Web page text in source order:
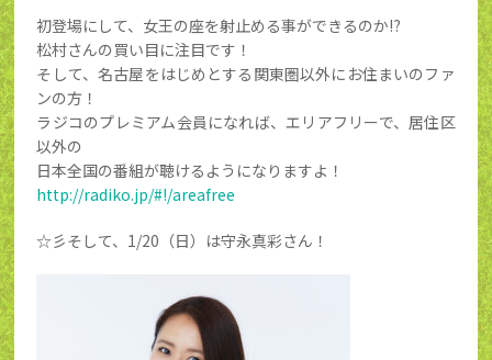
初登場にして、女王の座を射止める事ができるのか⁉
松村さんの買い目に注目です！
そして、名古屋をはじめとする関東圏以外にお住まいのファ
ンの方！
ラジコのプレミアム会員になれば、エリアフリーで、居住区
以外の
日本全国の番組が聴けるようになりますよ！
http://radiko.jp/#!/areafree
☆彡そして、1/20（日）は守永真彩さん！